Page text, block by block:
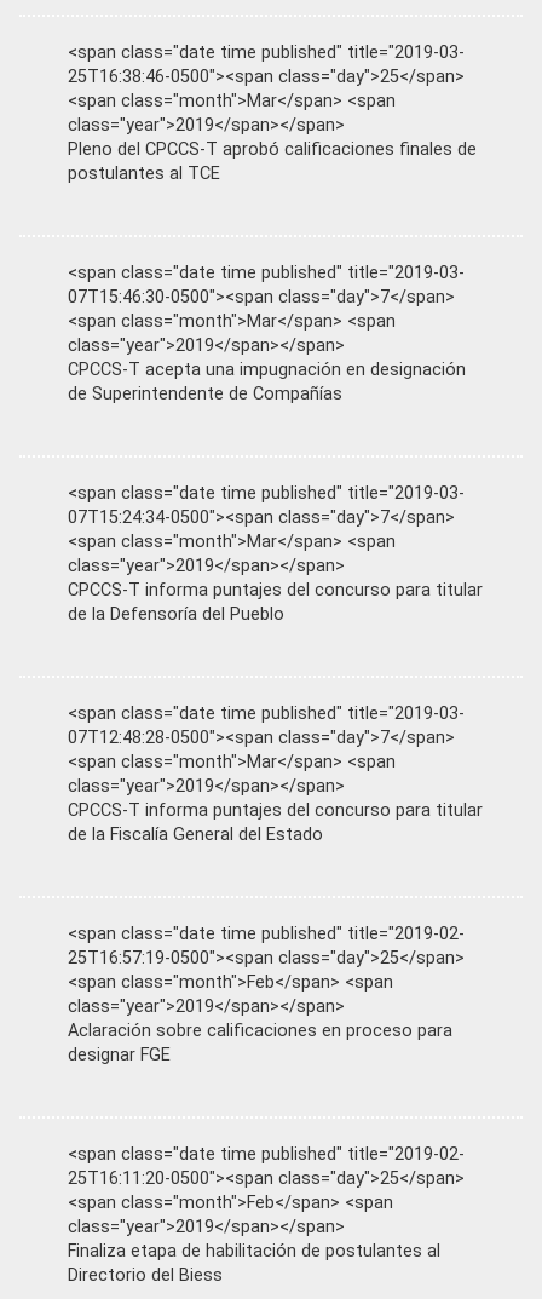
<span class="date time published" title="2019-03-
25T16:38:46-0500"><span class="day">25</span>
<span class="month">Mar</span> <span
class="year">2019</span></span>
Pleno del CPCCS-T aprobó calificaciones finales de
postulantes al TCE
<span class="date time published" title="2019-03-
07T15:46:30-0500"><span class="day">7</span>
<span class="month">Mar</span> <span
class="year">2019</span></span>
CPCCS-T acepta una impugnación en designación
de Superintendente de Compañías
<span class="date time published" title="2019-03-
07T15:24:34-0500"><span class="day">7</span>
<span class="month">Mar</span> <span
class="year">2019</span></span>
CPCCS-T informa puntajes del concurso para titular
de la Defensoría del Pueblo
<span class="date time published" title="2019-03-
07T12:48:28-0500"><span class="day">7</span>
<span class="month">Mar</span> <span
class="year">2019</span></span>
CPCCS-T informa puntajes del concurso para titular
de la Fiscalía General del Estado
<span class="date time published" title="2019-02-
25T16:57:19-0500"><span class="day">25</span>
<span class="month">Feb</span> <span
class="year">2019</span></span>
Aclaración sobre calificaciones en proceso para
designar FGE
<span class="date time published" title="2019-02-
25T16:11:20-0500"><span class="day">25</span>
<span class="month">Feb</span> <span
class="year">2019</span></span>
Finaliza etapa de habilitación de postulantes al
Directorio del Biess